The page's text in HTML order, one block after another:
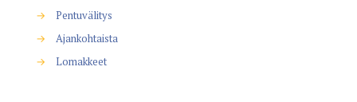
→
Pentuvälitys
→
Ajankohtaista
→
Lomakkeet